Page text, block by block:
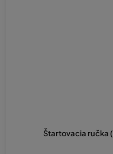
Štartovacia ručka